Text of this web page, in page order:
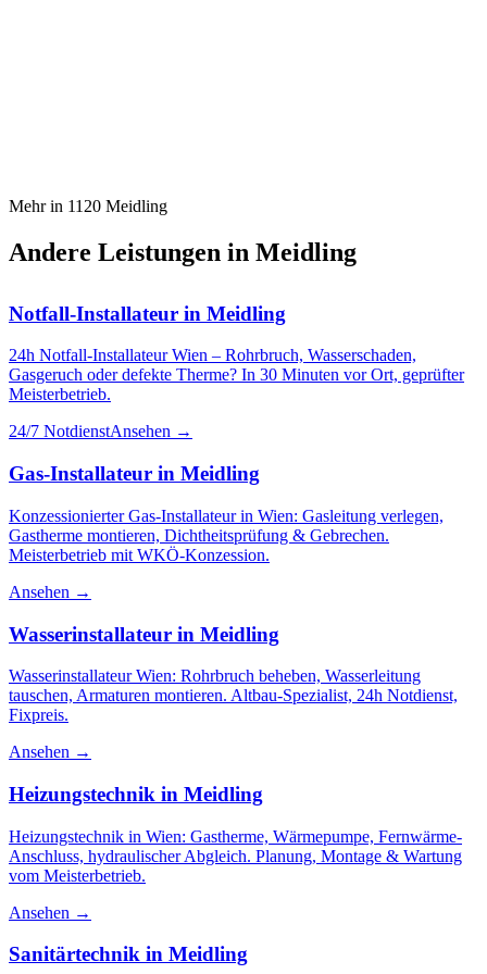
Mehr in 1120 Meidling
Andere Leistungen in Meidling
Notfall-Installateur in Meidling
24h Notfall-Installateur Wien – Rohrbruch, Wasserschaden,
Gasgeruch oder defekte Therme? In 30 Minuten vor Ort, geprüfter
Meisterbetrieb.
24/7 NotdienstAnsehen →
Gas-Installateur in Meidling
Konzessionierter Gas-Installateur in Wien: Gasleitung verlegen,
Gastherme montieren, Dichtheitsprüfung & Gebrechen.
Meisterbetrieb mit WKÖ-Konzession.
Ansehen →
Wasserinstallateur in Meidling
Wasserinstallateur Wien: Rohrbruch beheben, Wasserleitung
tauschen, Armaturen montieren. Altbau-Spezialist, 24h Notdienst,
Fixpreis.
Ansehen →
Heizungstechnik in Meidling
Heizungstechnik in Wien: Gastherme, Wärmepumpe, Fernwärme-
Anschluss, hydraulischer Abgleich. Planung, Montage & Wartung
vom Meisterbetrieb.
Ansehen →
Sanitärtechnik in Meidling